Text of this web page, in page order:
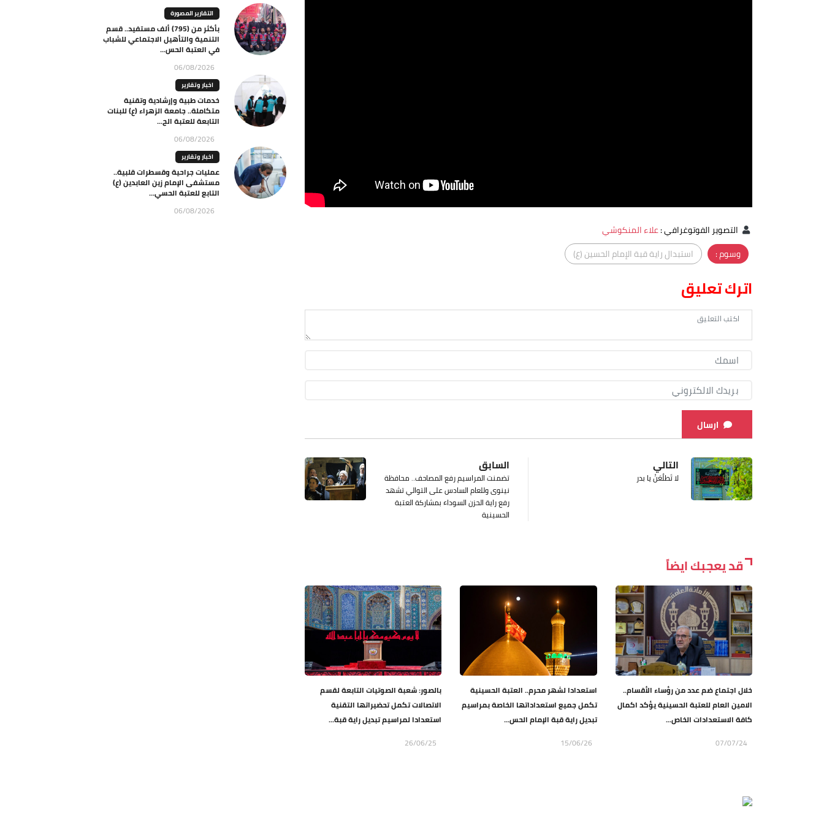
التصوير الفوتوغرافي:علاء المنكوشي
وسوم :
استبدال راية قبة الإمام الحسين (ع)
اترك تعليق
ارسال
السابق
تضمنت المراسيم رفع المصاحف.. محافظة
نينوى وللعام السادس على التوالي تشهد
رفع راية الحزن السوداء بمشاركة العتبة
الحسينية
التالي
لا تَطلُعَنْ يا بدر
قد يعجبك ايضاً
خلال اجتماع ضم عدد من رؤساء الأقسام..
الامين العام للعتبة الحسينية يؤكد اكمال
كافة الاستعدادات الخاص...
07/07/24
استعدادا لشهر محرم.. العتبة الحسينية
تكمل جميع استعداداتها الخاصة بمراسيم
تبديل راية قبة الإمام الحس...
15/06/26
بالصور: شعبة الصوتيات التابعة لقسم
الاتصالات تكمل تحضيراتها التقنية
استعدادا لمراسيم تبديل راية قبة...
26/06/25
التقارير المصورة
بأكثر من (795) ألف مستفيد.. قسم
التنمية والتأهيل الاجتماعي للشباب
في العتبة الحس...
06/08/2026
اخبار وتقارير
خدمات طبية وإرشادية وتقنية
متكاملة.. جامعة الزهراء (ع) للبنات
التابعة للعتبة الح...
06/08/2026
اخبار وتقارير
عمليات جراحية وقسطرات قلبية..
مستشفى الإمام زين العابدين (ع)
التابع للعتبة الحسي...
06/08/2026